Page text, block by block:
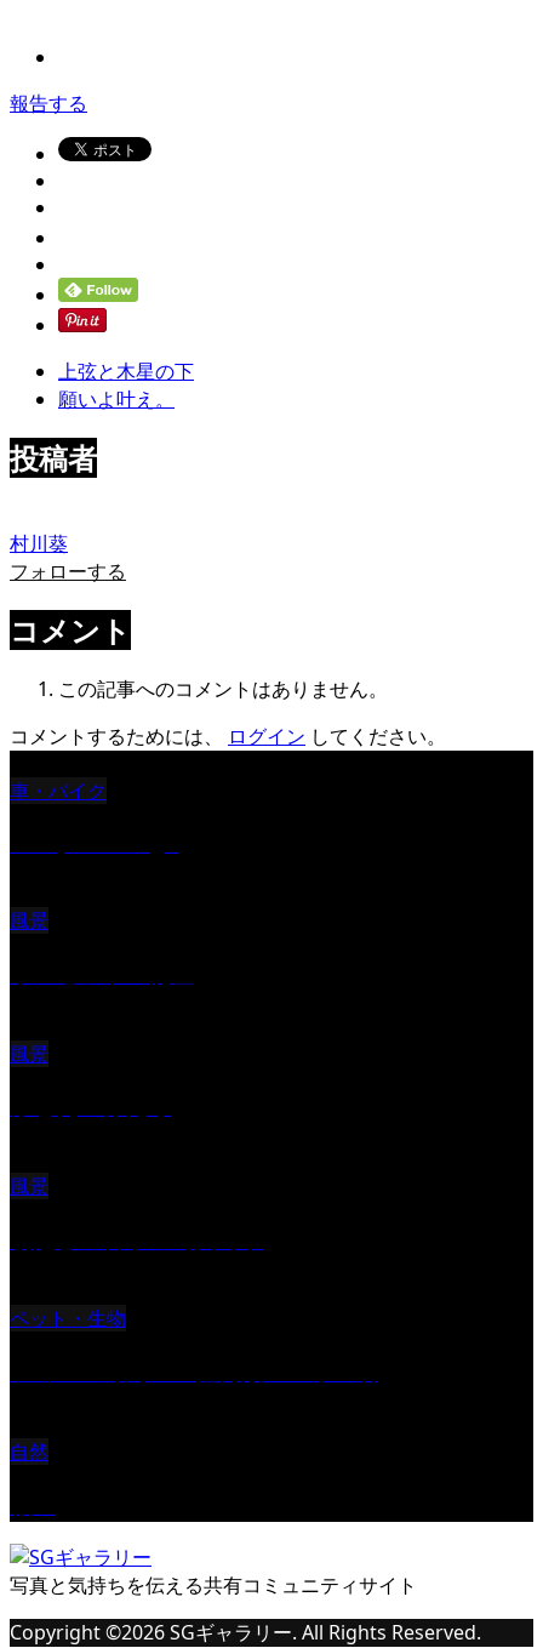
報告する
上弦と木星の下
願いよ叶え。
投稿者
村川葵
フォローする
コメント
この記事へのコメントはありません。
コメントするためには、
ログイン してください。
車・バイク
風景
風景
風景
ペット・生物
自然
写真と気持ちを伝える共有コミュニティサイト
Copyright ©2026SGギャラリー. All Rights Reserved.